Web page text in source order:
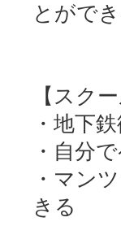
とがで
【スク
・地下
・自分
・マン
きる